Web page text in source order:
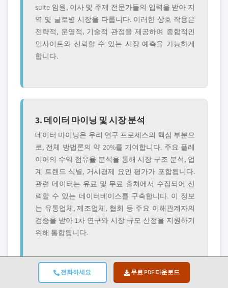
전화하세요 무료 PDF 다운로드
suite 임원, 이사 및 주제 전문가들의 입력을 받아 지
역 및 글로볌 시장을 다룹니다. 이러한 상호 작용은
전략적, 운영적, 기술적 관점을 제공하여 종합적인
인사이트와 신뢰할 수 있는 시장 예측을 가능하게
합니다.
3. 데이터 마이닝 및 시장 분석
데이터 마이닝은 우리 연구 프로세스의 핵심 부분으
로, 전체 방법론의 약 20%를 기여합니다. 주요 플레
이어의 수익 점유율 분석을 통해 시장 구조 분석, 업
계 트렌드 식별, 거시경제 요인 평가가 포함됩니다.
관련 데이터는 유료 및 무료 출처에서 수집되어 신
뢰할 수 있는 데이터베이스를 구축합니다. 이 정보
는 유통업체, 제조업체, 협회 등 주요 이해관계자의
검증을 받아 1차 연구와 시장 규모 산정을 지원하기
위해 통합됩니다.